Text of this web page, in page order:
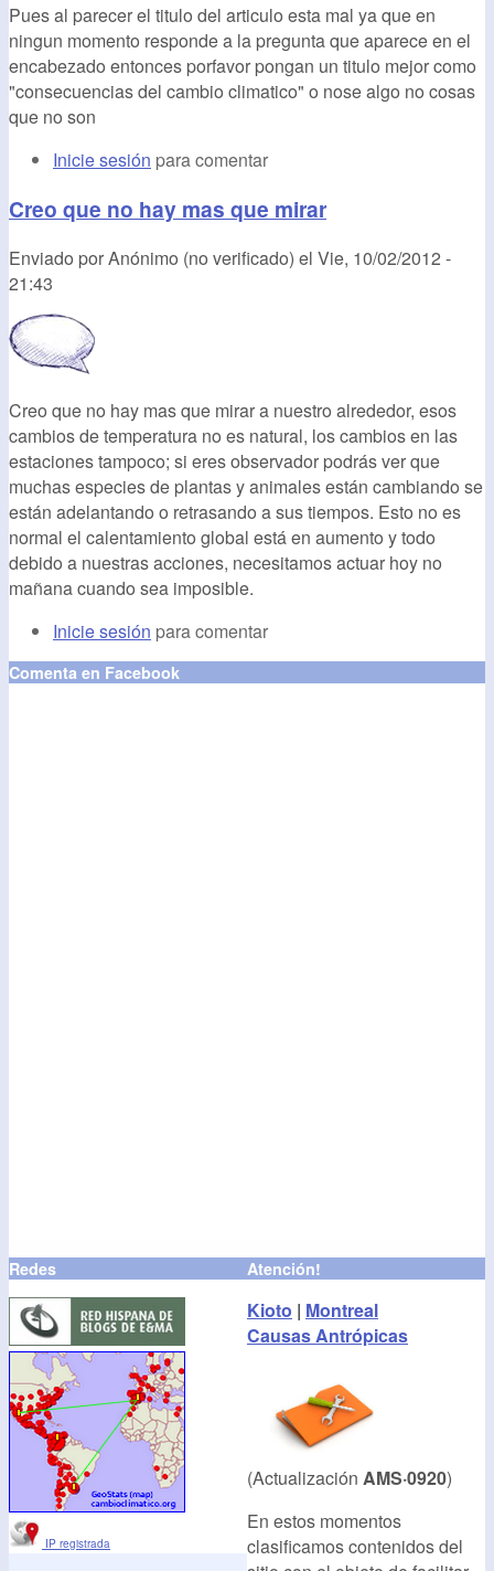
Pues al parecer el titulo del articulo esta mal ya que en
ningun momento responde a la pregunta que aparece en el
encabezado entonces porfavor pongan un titulo mejor como
"consecuencias del cambio climatico" o nose algo no cosas
que no son
Inicie sesión para comentar
Creo que no hay mas que mirar
Enviado porAnónimo (no verificado) el Vie, 10/02/2012 -
21:43
Creo que no hay mas que mirar a nuestro alrededor, esos
cambios de temperatura no es natural, los cambios en las
estaciones tampoco; si eres observador podrás ver que
muchas especies de plantas y animales están cambiando se
están adelantando o retrasando a sus tiempos. Esto no es
normal el calentamiento global está en aumento y todo
debido a nuestras acciones, necesitamos actuar hoy no
mañana cuando sea imposible.
Inicie sesión para comentar
Comenta en Facebook
Redes
IP registrada
Atención!
Kioto | Montreal
Causas Antrópicas
(Actualización AMS·0920)
En estos momentos
clasificamos contenidos del